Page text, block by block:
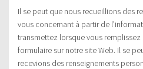
Il se peut que nous recueillions des
vous concernant à partir de
transmettez lorsque vous
formulaire sur notre site Web. Il se
recevions des renseignements